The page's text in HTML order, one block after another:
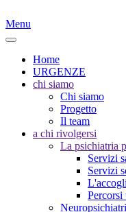
Menu
Home
URGENZE
chi siamo
Chi siamo
Progetto
Il team
a chi rivolgersi
La psichiatria
Servizi
Servizi